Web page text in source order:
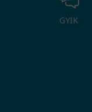
GYIK